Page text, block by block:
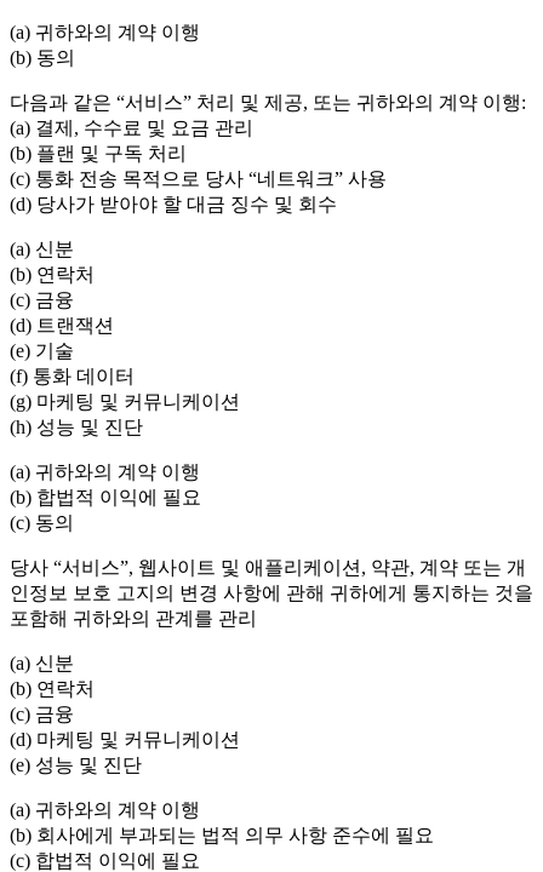
(a) 귀하와의 계약 이행
(b) 동의
다음과 같은 “서비스” 처리 및 제공, 또는 귀하와의 계약 이행:
(a) 결제, 수수료 및 요금 관리
(b) 플랜 및 구독 처리
(c) 통화 전송 목적으로 당사 “네트워크” 사용
(d) 당사가 받아야 할 대금 징수 및 회수
(a) 신분
(b) 연락처
(c) 금융
(d) 트랜잭션
(e) 기술
(f) 통화 데이터
(g) 마케팅 및 커뮤니케이션
(h) 성능 및 진단
(a) 귀하와의 계약 이행
(b) 합법적 이익에 필요
(c) 동의
당사 “서비스”, 웹사이트 및 애플리케이션, 약관, 계약 또는 개
인정보 보호 고지의 변경 사항에 관해 귀하에게 통지하는 것을
포함해 귀하와의 관계를 관리
(a) 신분
(b) 연락처
(c) 금융
(d) 마케팅 및 커뮤니케이션
(e) 성능 및 진단
(a) 귀하와의 계약 이행
(b) 회사에게 부과되는 법적 의무 사항 준수에 필요
(c) 합법적 이익에 필요